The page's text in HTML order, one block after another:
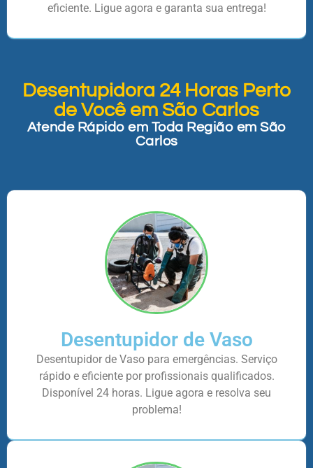
eficiente. Ligue agora e garanta sua entrega!
Desentupidora 24 Horas Perto
de Você em São Carlos
Atende Rápido em Toda Região em São
Carlos
Desentupidor de Vaso
Desentupidor de Vaso para emergências. Serviço
rápido e eficiente por profissionais qualificados.
Disponível 24 horas. Ligue agora e resolva seu
problema!